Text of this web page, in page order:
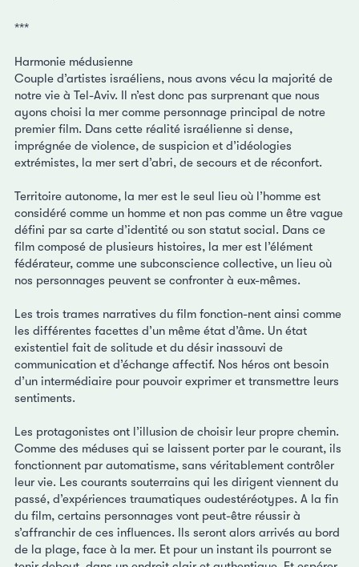
***
Harmonie médusienne
Couple d’artistes israéliens, nous avons vécu la majorité de
notre vie à Tel-Aviv. Il n’est donc pas surprenant que nous
ayons choisi la mer comme personnage principal de notre
premier film. Dans cette réalité israélienne si dense,
imprégnée de violence, de suspicion et d’idéologies
extrémistes, la mer sert d’abri, de secours et de réconfort.
Territoire autonome, la mer est le seul lieu où l’homme est
considéré comme un homme et non pas comme un être vague
défini par sa carte d’identité ou son statut social. Dans ce
film composé de plusieurs histoires, la mer est l’élément
fédérateur, comme une subconscience collective, un lieu où
nos personnages peuvent se confronter à eux-mêmes.
Les trois trames narratives du film fonction-nent ainsi comme
les différentes facettes d’un même état d’âme. Un état
existentiel fait de solitude et du désir inassouvi de
communication et d’échange affectif. Nos héros ont besoin
d’un intermédiaire pour pouvoir exprimer et transmettre leurs
sentiments.
Les protagonistes ont l’illusion de choisir leur propre chemin.
Comme des méduses qui se laissent porter par le courant, ils
fonctionnent par automatisme, sans véritablement contrôler
leur vie. Les courants souterrains qui les dirigent viennent du
passé, d’expériences traumatiques oudestéréotypes. A la fin
du film, certains personnages vont peut-être réussir à
s’affranchir de ces influences. Ils seront alors arrivés au bord
de la plage, face à la mer. Et pour un instant ils pourront se